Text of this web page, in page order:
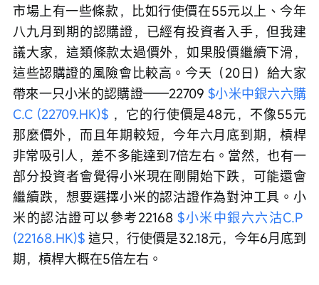
市場上有一些條款，比如行使價在55元以上、今年
八九月到期的認購證，已經有投資者入手，但我建
議大家，這類條款太過價外，如果股價繼續下滑，
這些認購證的風險會比較高。今天（20日）給大家
帶來一只小米的認購證——22709 $小米中銀六六購
C.C (22709.HK)$ ，它的行使價是48元，不像55元
那麼價外，而且年期較短，今年六月底到期，槓桿
非常吸引人，差不多能達到7倍左右。當然，也有一
部分投資者會覺得小米現在剛開始下跌，可能還會
繼續跌，想要選擇小米的認沽證作為對沖工具。小
米的認沽證可以參考22168 $小米中銀六六沽C.P
(22168.HK)$ 這只，行使價是32.18元，今年6月底到
期，槓桿大概在5倍左右。